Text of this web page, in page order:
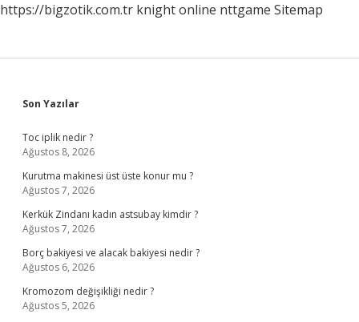
https://bigzotik.com.tr knight online nttgame Sitemap
Sidebar
Son Yazılar
Toc iplik nedir ?
Ağustos 8, 2026
Kurutma makinesi üst üste konur mu ?
Ağustos 7, 2026
Kerkük Zindanı kadın astsubay kimdir ?
Ağustos 7, 2026
Borç bakiyesi ve alacak bakiyesi nedir ?
Ağustos 6, 2026
Kromozom değişikliği nedir ?
Ağustos 5, 2026